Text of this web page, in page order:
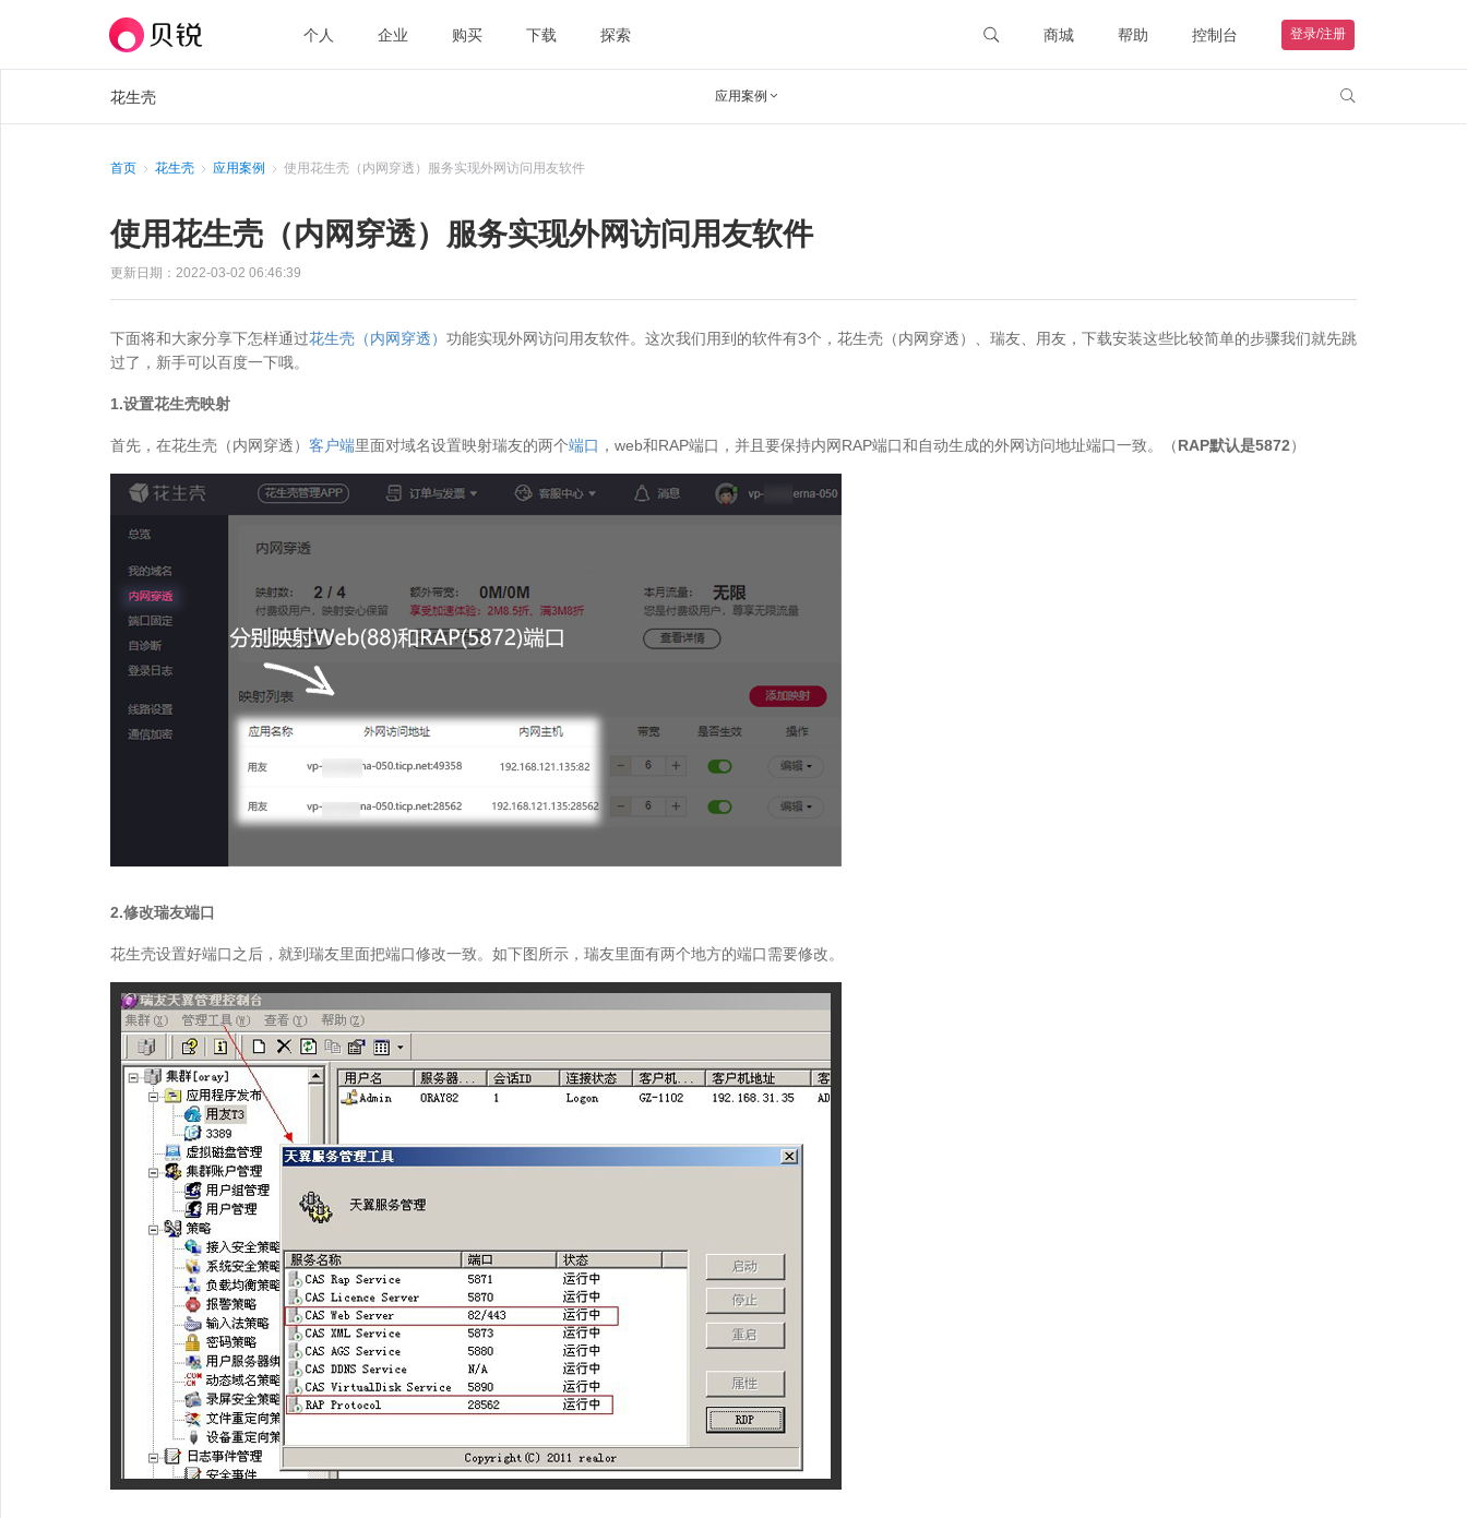
个人 企业 购买 下载 探索 商城 帮助 控制台 登录/注册
花生壳 应用案例  
首页 花生壳 应用案例 使用花生壳（内网穿透）服务实现外网访问用友软件
使用花生壳（内网穿透）服务实现外网访问用友软件
更新日期：2022-03-02 06:46:39
下面将和大家分享下怎样通过花生壳（内网穿透） 功能实现外网访问用友软件。这次我们用到的软件有3个，花生壳（内网穿透）、瑞友、用友，下载安装这些比较简单的步骤我们就先跳
过了，新手可以百度一下哦。
1.设置花生壳映射
首先，在花生壳（内网穿透） 客户端里面对域名设置映射瑞友的两个端口 ，web和RAP端口，并且要保持内网RAP端口和自动生成的外网访问地址端口一致。（RAP默认是5872）
2.修改瑞友端口
花生壳设置好端口之后，就到瑞友里面把端口修改一致。如下图所示，瑞友里面有两个地方的端口需要修改。